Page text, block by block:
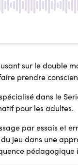
sur le
prendre
dans le
pour les adultes.
par essais et
jeu dans une